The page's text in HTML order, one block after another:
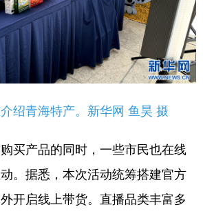
绍青海特产。新华网 鱼昊 摄
产品的同时，一些市民也在线
。据悉，本次活动统筹搭建官方
开启线上带货。直播品类丰富多